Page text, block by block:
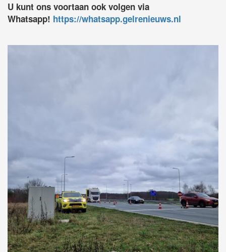
U kunt ons voortaan ook volgen via
Whatsapp! https://whatsapp.gelrenieuws.nl